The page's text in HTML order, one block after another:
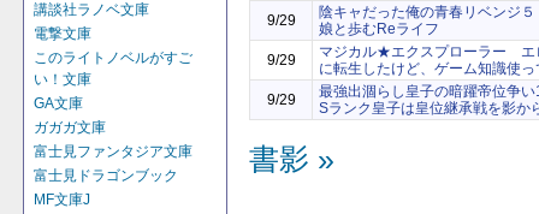
講談社ラノベ文庫
電撃文庫
このライトノベルがすご
い！文庫
GA文庫
ガガガ文庫
富士見ファンタジア文庫
富士見ドラゴンブック
MF文庫J
9/29
陰キャだった俺の青春リベンジ
娘と歩むReライフ
9/29
マジカル★エクスプローラー エ
に転生したけど、ゲーム知識使
9/29
最強出涸らし皇子の暗躍帝位争
Sランク皇子は皇位継承戦を影か
書影 »